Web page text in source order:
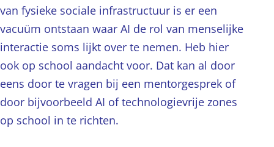
van fysieke sociale infrastructuur is er een
vacuüm ontstaan waar AI de rol van menselijke
interactie soms lijkt over te nemen. Heb hier
ook op school aandacht voor. Dat kan al door
eens door te vragen bij een mentorgesprek of
door bijvoorbeeld AI of technologievrije zones
op school in te richten.